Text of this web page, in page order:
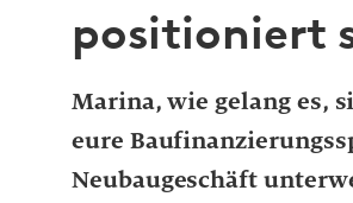
positioniert
Marina, wie gelang es,
eure
Neubaugeschäft